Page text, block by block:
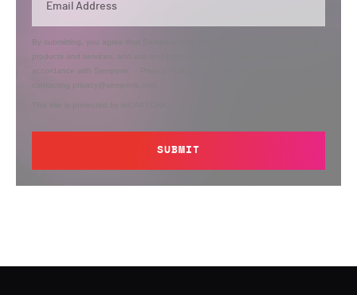
By submitting, you agree that Semperis may send you information regarding its
products and services, and use and process your personal information in
accordance with Semperis’
contacting privacy@semperis.com.
This site is protected by reCAPTCHA.
SUBMIT